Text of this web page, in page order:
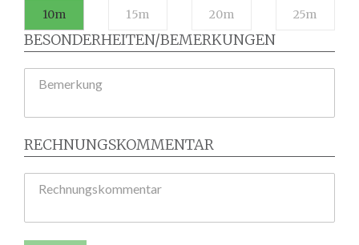
10m 15m 20m 25m
BESONDERHEITEN/BEMERKUNGEN
Bemerkung
RECHNUNGSKOMMENTAR
Rechnungskommentar